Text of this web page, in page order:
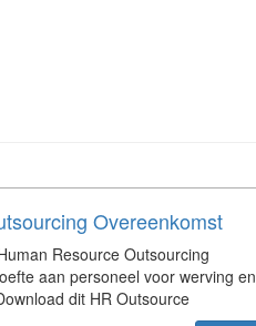
Overeenkomst
Resource Outsourcing
aan personeel voor werving en
dit HR Outsource